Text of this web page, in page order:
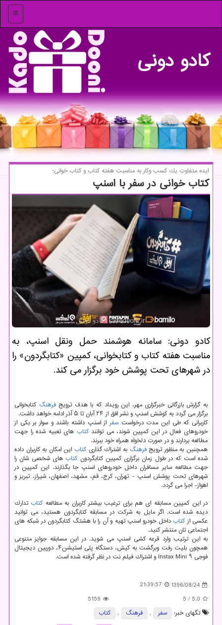
منو
كادو دونی
ایده متفاوت یك كسب وكار به مناسبت هفته كتاب و كتاب خوانی؛
كتاب خوانی در سفر با اسنپ
كادو دونی: سامانه هوشمند حمل ونقل اسنپ، به
مناسبت هفته كتاب و كتابخوانی، كمپین «كتابگردون» را
در شهرهای تحت پوشش خود برگزار می كند.
به گزارش بازرگانی خبرگزاری مهر، این رویداد كه با هدف ترویجفرهنگ كتابخوانی
برگزار می گردد به كوشش اسنپ و نشر افق از ۲۴ آبان تا ۵ آذر ادامه خواهد داشت.
كاربرانی كه طی این مدت درخواست سفراز اسنپ داشته باشند و سوار بر یكی از
خودروهای فعال در این كمپین شوند، می توانندكتاب های تعبیه شده را جهت
مطالعه بردارند و در صورت دلخواه همراه خود ببرند.
همچنین به منظور ترویجفرهنگ به اشتراك گذاری كتاب این امكان به كاربران داده
شده است كه در طول زمان برگزاری كمپین كتابگردون كتاب های شخصی شان را
جهت مطالعه سایر مسافران داخل خودروهای اسنپ جا بگذارند. این كمپین در
شهرهای تحت پوشش اسنپ - تهران، كرج، قم، مشهد، اصفهان، شیراز، تبریز و
اهواز- اجرا می گردد.
در این كمپین مسابقه ای هم برای ترغیب بیشتر كاربران به مطالعه كتاب تدارك
دیده شده است. اگر مایل به شركت در مسابقه كتابگردون هستید، می توانید
عكسی ازكتاب داخل خودرو اسنپ تهیه و آن را با هشتگ كتابگردون در شبكه های
اجتماعی تان منتشر كنید.
به این ترتیب وارد قرعه كشی اسنپ می شوید. در این مسابقه جوایز متنوعی
همچون بلیت رفت وبرگشت به كیش، دستگاه پلی استیشن۴، دوربین دیجیتال
فوجی Instax Mini ۹ و اشتراك فیلم نت در نظر گرفته شده است.
1396/08/24
21:39:57
5.0
/ 5
5159
تگهای خبر:
سفر , فرهنگ ,
كتاب